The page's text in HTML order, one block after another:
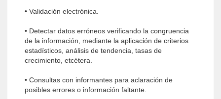
• Validación electrónica.
• Detectar datos erróneos verificando la con­gruencia
de la información, mediante la apli­cación de criterios
estadísticos, análisis de tendencia, tasas de
crecimiento, etcétera.
• Consultas con informantes para aclaración de
posibles errores o información faltante.